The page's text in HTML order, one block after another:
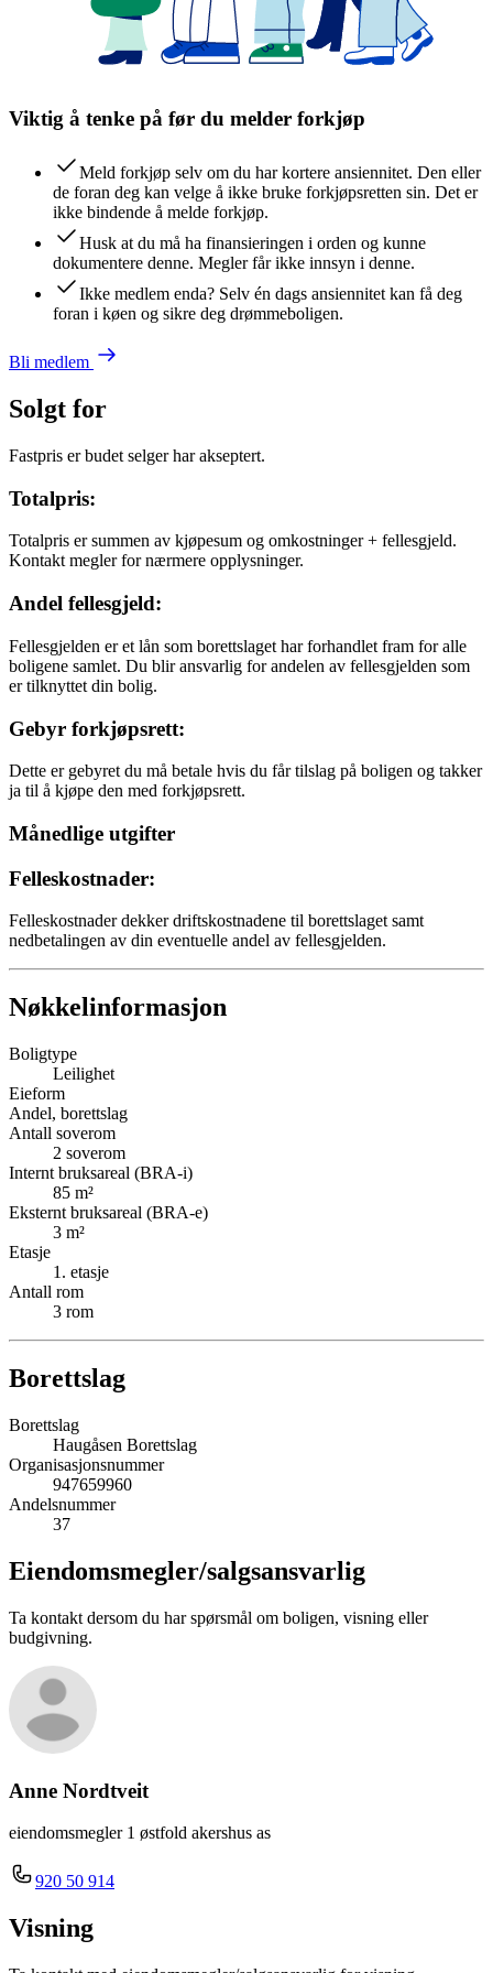
Viktig å tenke på før du melder forkjøp
Meld forkjøp selv om du har kortere ansiennitet. Den eller
de foran deg kan velge å ikke bruke forkjøpsretten sin. Det er
ikke bindende å melde forkjøp.
Husk at du må ha finansieringen i orden og kunne
dokumentere denne. Megler får ikke innsyn i denne.
Ikke medlem enda? Selv én dags ansiennitet kan få deg
foran i køen og sikre deg drømmeboligen.
Bli medlem
Solgt for
Fastpris er budet selger har akseptert.
Totalpris:
Totalpris er summen av kjøpesum og omkostninger + fellesgjeld.
Kontakt megler for nærmere opplysninger.
Andel fellesgjeld:
Fellesgjelden er et lån som borettslaget har forhandlet fram for alle
boligene samlet. Du blir ansvarlig for andelen av fellesgjelden som
er tilknyttet din bolig.
Gebyr forkjøpsrett:
Dette er gebyret du må betale hvis du får tilslag på boligen og takker
ja til å kjøpe den med forkjøpsrett.
Månedlige utgifter
Felleskostnader:
Felleskostnader dekker driftskostnadene til borettslaget samt
nedbetalingen av din eventuelle andel av fellesgjelden.
Nøkkelinformasjon
Boligtype
Leilighet
Eieform
Andel, borettslag
Antall soverom
2 soverom
Internt bruksareal (BRA-i)
85 m²
Eksternt bruksareal (BRA-e)
3 m²
Etasje
1 . etasje
Antall rom
3 rom
Borettslag
Borettslag
Haugåsen Borettslag
Organisasjonsnummer
947659960
Andelsnummer
37
Eiendomsmegler/salgsansvarlig
Ta kontakt dersom du har spørsmål om boligen, visning eller
budgivning.
Anne Nordtveit
eiendomsmegler 1 østfold akershus as
920 50 914
Visning